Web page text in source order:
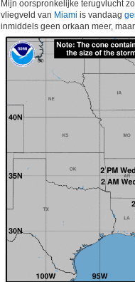
Mijn oorspronkelijke terugvlucht
vliegveld van Miami is vandaag
inmiddels geen orkaan meer,